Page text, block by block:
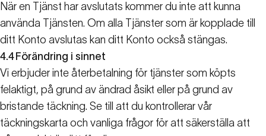
När en Tjänst har avslutats kommer du inte att kunna
använda Tjänsten. Om alla Tjänster som är kopplade till
ditt Konto avslutas kan ditt Konto också stängas.
4.4 Förändring i sinnet
Vi erbjuder inte återbetalning för tjänster som köpts
felaktigt, på grund av ändrad åsikt eller på grund av
bristande täckning. Se till att du kontrollerar vår
täckningskarta och vanliga frågor för att säkerställa att